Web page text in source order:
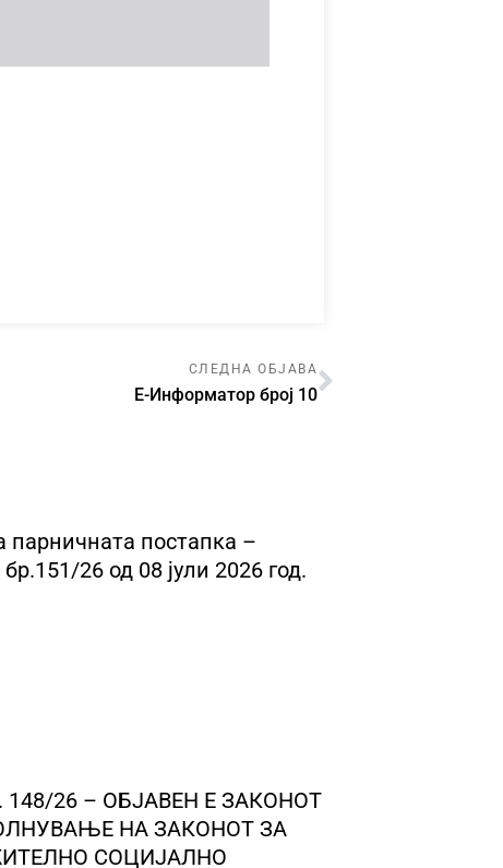
СЛЕДНА ОБЈАВА
Е-Информатор број 10
парничната постапка –
26 од 08 јули 2026 год.
148/26 – ОБЈАВЕН Е ЗАКОНОТ
НА ЗАКОНОТ ЗА
СОЦИЈАЛНО